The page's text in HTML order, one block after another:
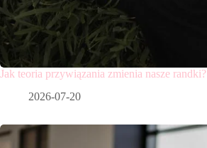
Jak teoria przywiązania zmienia nasze randki?
2026-07-20